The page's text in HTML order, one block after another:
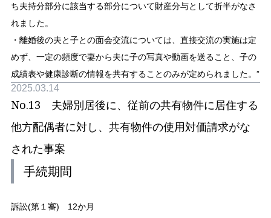
ち夫持分部分に該当する部分について財産分与として折半がなさ
れました。
・離婚後の夫と子との面会交流については、直接交流の実施は定
めず、一定の頻度で妻から夫に子の写真や動画を送ること、子の
成績表や健康診断の情報を共有することのみが定められました。”
2025.03.14
No.13 夫婦別居後に、従前の共有物件に居住する
他方配偶者に対し、共有物件の使用対価請求がな
された事案
手続期間
訴訟(第１審) 12か月